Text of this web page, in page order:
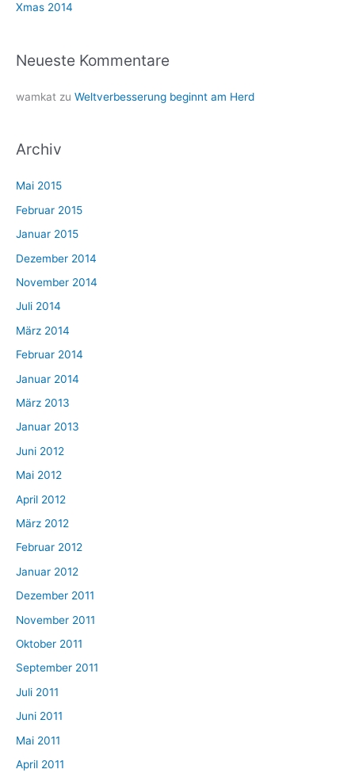
Xmas 2014
Neueste Kommentare
wamkat zu Weltverbesserung beginnt am Herd
Archiv
Mai 2015
Februar 2015
Januar 2015
Dezember 2014
November 2014
Juli 2014
März 2014
Februar 2014
Januar 2014
März 2013
Januar 2013
Juni 2012
Mai 2012
April 2012
März 2012
Februar 2012
Januar 2012
Dezember 2011
November 2011
Oktober 2011
September 2011
Juli 2011
Juni 2011
Mai 2011
April 2011